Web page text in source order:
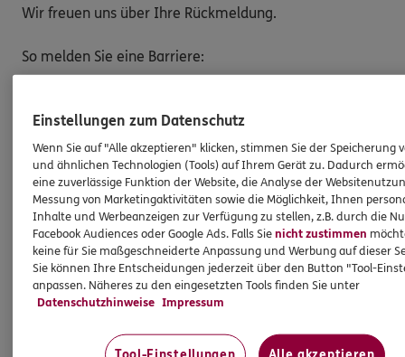
Wir freuen uns über Ihre Rückmeldung.
So melden Sie eine Barriere:
eine Barriere gestoßen sind. Kopieren Sie hierzu
Schicken Sie den Link zusammen mit einem
Hinweis auf den Text oder Service, der Ihnen
Schwierigkeiten bereitet hat, an:
barriere.melden@ergo.de
Bitte senden Sie an diese E-Mail-Adresse nur
Anmerkungen zum Thema „Barrierefreiheit“und
keine Daten oder Informationen zu Ihrem
persönlichen Versicherungsschutz.
Einstellungen zum Datenschutz
Wenn Sie auf "Alle akzeptieren" klicken, stimmen Sie der Speicherung
und ähnlichen Technologien (Tools) auf Ihrem Gerät zu. Dadurch
eine zuverlässige Funktion der Website, die Analyse der
Messung von Marketingaktivitäten sowie die Möglichkeit, Ihnen
Inhalte und Werbeanzeigen zur Verfügung zu stellen, z.B. durch die
Facebook Audiences oder Google Ads. Falls Sienicht zustimmen
keine für Sie maßgeschneiderte Anpassung und Werbung auf dieser
Sie können Ihre Entscheidungen jederzeit über den Button "Tool-
anpassen. Näheres zu den eingesetzten Tools finden Sie unter
Datenschutzhinweise Impressum